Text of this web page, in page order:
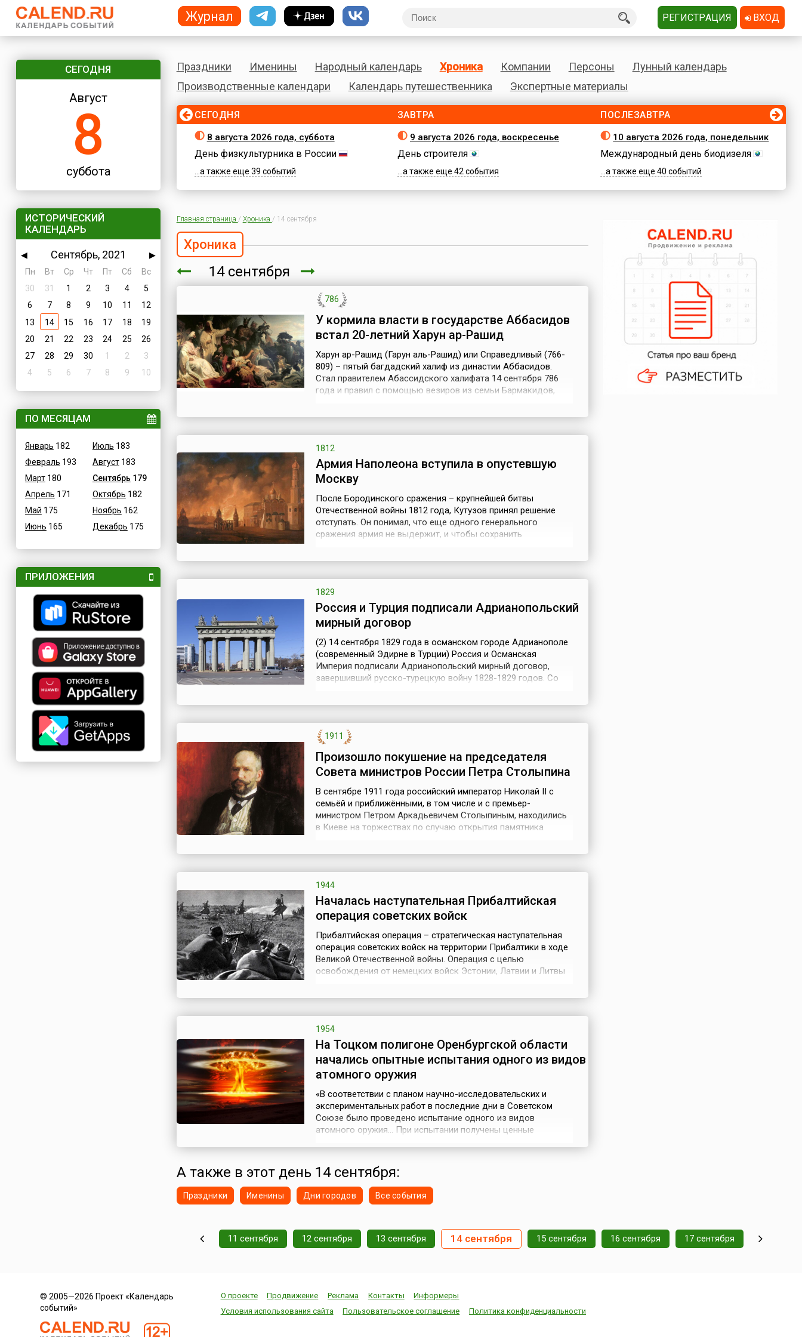
СЕГОДНЯ
Август
8
суббота
ИСТОРИЧЕСКИЙ
КАЛЕНДАРЬ
◀ Сентябрь, 2021
▶
Пн
Вт Ср Чт Пт Сб
Вс
30
31 1 2 3 4
5
6
7 8 9 10 11
12
13
14 15 16 17 18
19
20
21 22 23 24 25
26
27
28 29 30 1 2
3
4
5 6 7 8 9 10
ПО МЕСЯЦАМ
Январь 182
Февраль 193
Март180
Апрель 171
Май 175
Июнь 165
Июль 183
Август183
Сентябрь 179
Октябрь 182
Ноябрь 162
Декабрь 175
ПРИЛОЖЕНИЯ
Праздники Именины Народный календарь Хроника Компании Персоны
Лунный календарь
Производственные календари
Календарь путешественника Экспертные материалы
СЕГОДНЯ
8 августа 2026 года, суббота
День физкультурника в России
...а также еще 39 событий
ЗАВТРА
9 августа 2026 года, воскресенье
День строителя
...а также еще 42 события
ПОСЛЕЗАВТРА
10 августа 2026 года, понедельник
Международный день биодизеля
...а также еще 40 событий
Главная страница / Хроника / 14 сентября
Хроника
14 сентября
786
У кормила власти в государстве Аббасидов
встал 20-летний Харун ар-Рашид
Харун ар-Рашид (Гарун аль-Рашид) или Справедливый (766-
809) – пятый багдадский халиф из династии Аббасидов.
Стал правителем Абассидского халифата 14 сентября 786
года и правил с помощью везиров из семьи Бармакидов,
Багдад в блестящ...
1812
Армия Наполеона вступила в опустевшую
Москву
После Бородинского сражения – крупнейшей битвы
Отечественной войны 1812 года, Кутузов принял решение
отступать. Он понимал, что еще одного генерального
сражения армия не выдержит, и чтобы сохранить
Москву. Наполеон был уверен, что...
1829
Россия и Турция подписали Адрианопольский
мирный договор
(2) 14 сентября 1829 года в османском городе Адрианополе
(современный Эдирне в Турции) Россия и Османская
Империя подписали Адрианопольский мирный договор,
завершивший русско-турецкую войну 1828-1829 годов. Со
Турции все территории в е...
1911
Произошло покушение на председателя
Совета министров России Петра Столыпина
В сентябре 1911 года российский император Николай II с
семьёй и приближёнными, в том числе и с премьер-
министром Петром Аркадьевичем Столыпиным, находились
в Киеве на торжествах по случаю открытия памятника
спектакле «Сказка о царе Салта...
1944
Началась наступательная Прибалтийская
операция советских войск
Прибалтийская операция – стратегическая наступательная
операция советских войск на территории Прибалтики в ходе
Великой Отечественной войны. Операция с целью
освобождения от немецких войск Эстонии, Латвии и Литвы
Балтийского флота и част...
1954
На Тоцком полигоне Оренбургской области
начались опытные испытания одного из видов
атомного оружия
«В соответствии с планом научно-исследовательских и
экспериментальных работ в последние дни в Советском
Союзе было проведено испытание одного из видов
атомного оружия… При испытании получены ценные
нападения». Сообщение ТАСС от 17 сентября 1954 года. 14
сентября 1954 года на Тоцком военном по...
А также в этот день 14 сентября:
Праздники Именины Дни городов Все события
11 сентября 12 сентября 13 сентября 14 сентября 15 сентября 16 сентября 17 сентября
© 2005—2026 Проект «Календарь
событий»
О проекте Продвижение Реклама Контакты
Информеры
Условия использования сайта
Пользовательское соглашение Политика конфиденциальности
Журнал РЕГИСТРАЦИЯ ВХОД